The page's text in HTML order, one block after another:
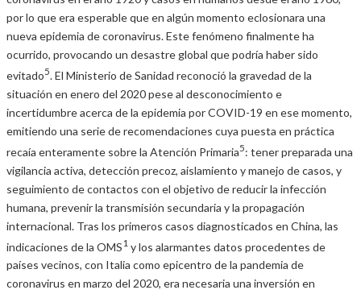
por lo que era esperable que en algún momento eclosionara una
nueva epidemia de coronavirus. Este fenómeno finalmente ha
ocurrido, provocando un desastre global que podría haber sido
evitado5. El Ministerio de Sanidad reconoció la gravedad de la
situación en enero del 2020 pese al desconocimiento e
incertidumbre acerca de la epidemia por COVID-19 en ese momento,
emitiendo una serie de recomendaciones cuya puesta en práctica
recaía enteramente sobre la Atención Primaria5: tener preparada una
vigilancia activa, detección precoz, aislamiento y manejo de casos, y
seguimiento de contactos con el objetivo de reducir la infección
humana, prevenir la transmisión secundaria y la propagación
internacional. Tras los primeros casos diagnosticados en China, las
indicaciones de la OMS1 y los alarmantes datos procedentes de
países vecinos, con Italia como epicentro de la pandemia de
coronavirus en marzo del 2020, era necesaria una inversión en